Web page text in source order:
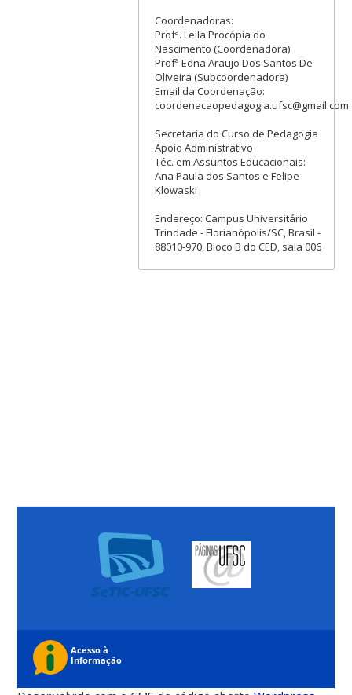
Coordenadoras:
Profª. Leila Procópia do
Nascimento (Coordenadora)
Profª Edna Araujo Dos Santos De
Oliveira (Subcoordenadora)
Email da Coordenação:
coordenacaopedagogia.ufsc@gmail.com
Secretaria do Curso de Pedagogia
Apoio Administrativo
Téc. em Assuntos Educacionais:
Ana Paula dos Santos e Felipe
Klowaski
Endereço: Campus Universitário
Trindade - Florianópolis/SC, Brasil -
88010-970, Bloco B do CED, sala 006